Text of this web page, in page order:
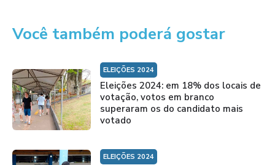
Você também poderá gostar
ELEIÇÕES 2024
Eleições 2024: em 18% dos locais de
votação, votos em branco
superaram os do candidato mais
votado
ELEIÇÕES 2024